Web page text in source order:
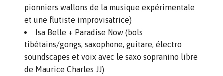
pionniers wallons de la musique expérimentale
et une flutiste improvisatrice)
Isa Belle + Paradise Now (bols
tibétains/gongs, saxophone, guitare, électro
soundscapes et voix avec le saxo sopranino libre
de Maurice Charles JJ)